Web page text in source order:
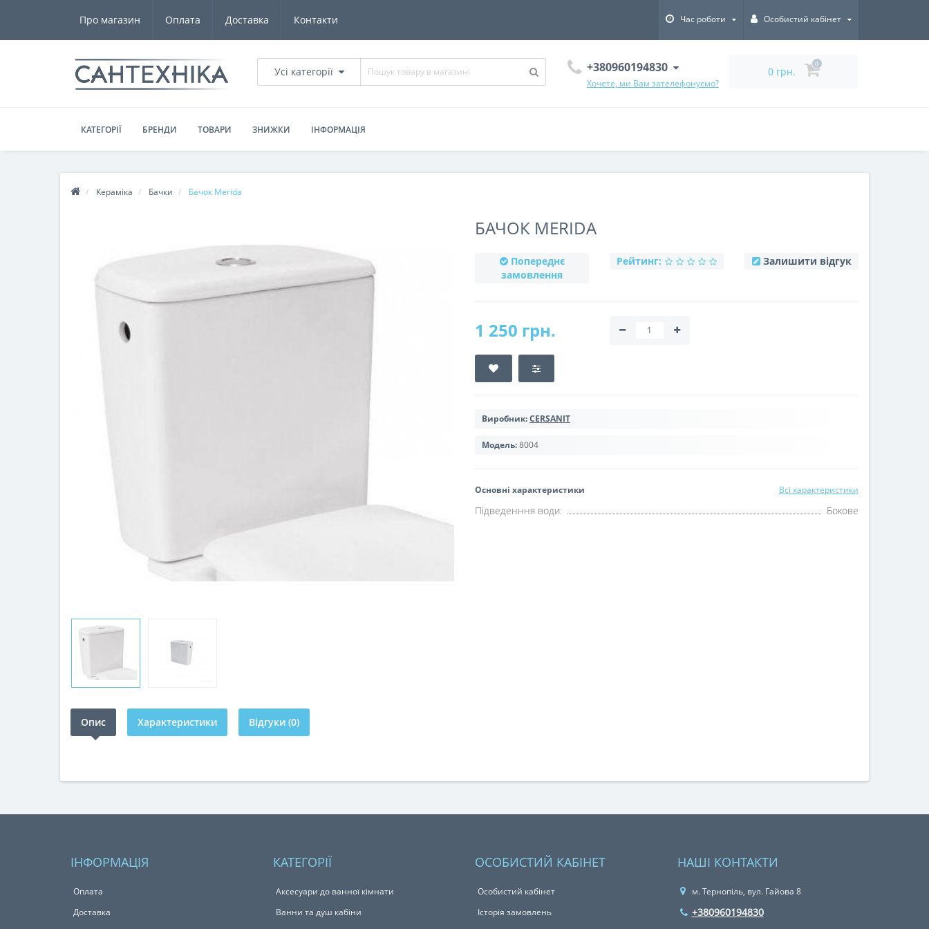
Про магазин Оплата Доставка Контакти Час роботи Особистий кабінет
Усі категорії +380960194830
Хочете, ми Вам зателефонуємо?
0 грн.
0
КАТЕГОРІЇ БРЕНДИ ТОВАРИ ЗНИЖКИ ІНФОРМАЦІЯ
Кераміка Бачки Бачок Merida
БАЧОК MERIDA
Попереднє
замовлення
Рейтинг: Залишити відгук
1 250 грн.
Виробник:CERSANIT
Модель:8004
Основні характеристики Всі характеристики
Підведенння води: Бокове
Опис Характеристики Відгуки (0)
ІНФОРМАЦІЯ
Оплата
Доставка
КАТЕГОРІЇ
Аксесуари до ванної кімнати
Ванни та душ кабіни
ОСОБИСТИЙ КАБІНЕТ
Особистий кабінет
Історія замовлень
НАШІ КОНТАКТИ
м. Тернопіль, вул. Гайова 8
+380960194830